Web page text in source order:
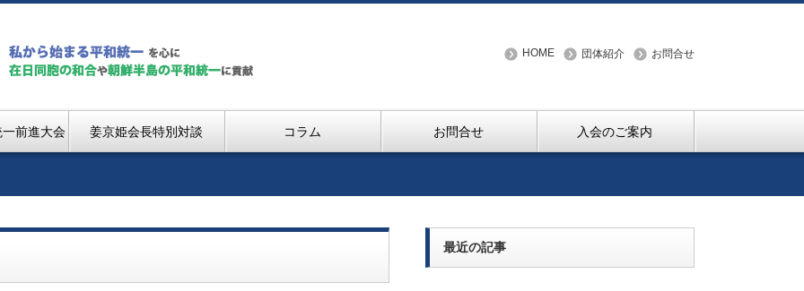
HOME 団体紹介 お問合せ
前進大会 姜京姫会長特別対談 コラム お問合せ 入会のご案内
最近の記事